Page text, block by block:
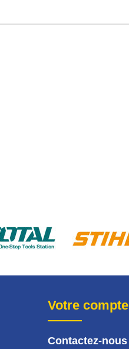
Votre compte
Contactez-nous